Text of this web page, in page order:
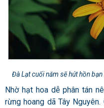
Đà Lạt cuối năm sẽ hút hồn
Nhờ hạt hoa dễ phân tán
rừng hoang dã Tây